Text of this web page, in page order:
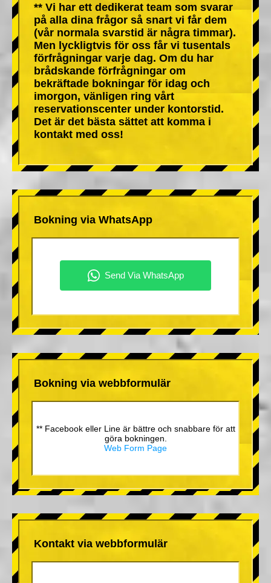
** Vi har ett dedikerat team som svarar
på alla dina frågor så snart vi får dem
(vår normala svarstid är några timmar).
Men lyckligtvis för oss får vi tusentals
förfrågningar varje dag. Om du har
brådskande förfrågningar om
bekräftade bokningar för idag och
imorgon, vänligen ring vårt
reservationscenter under kontorstid.
Det är det bästa sättet att komma i
kontakt med oss!
Bokning via WhatsApp
Bokning via webbformulär
** Facebook eller Line är bättre och snabbare för att
göra bokningen.
Web Form Page
Kontakt via webbformulär